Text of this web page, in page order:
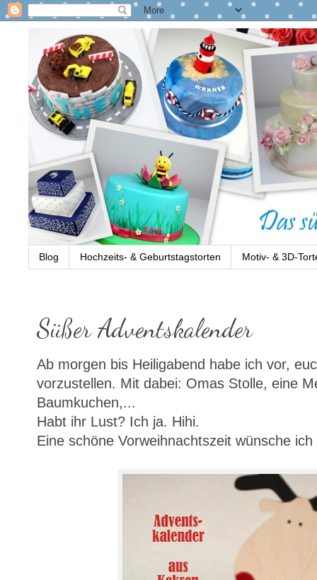
Blog Hochzeits- & Geburtstagstorten Motiv- & 3D-
Süßer Adventskalender
Ab morgen bis Heiligabend habe ich vor,
vorzustellen. Mit dabei: Omas Stolle, eine
Baumkuchen,...
Habt ihr Lust? Ich ja. Hihi.
Eine schöne Vorweihnachtszeit wünsche